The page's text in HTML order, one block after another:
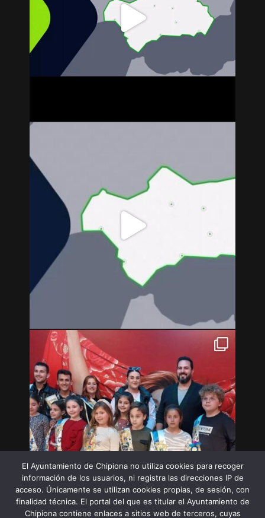
El Ayuntamiento de Chipiona no utiliza cookies para recoger
información de los usuarios, ni registra las direcciones IP de
acceso. Únicamente se utilizan cookies propias, de sesión, con
finalidad técnica. El portal del que es titular el Ayuntamiento de
Chipiona contiene enlaces a sitios web de terceros, cuyas